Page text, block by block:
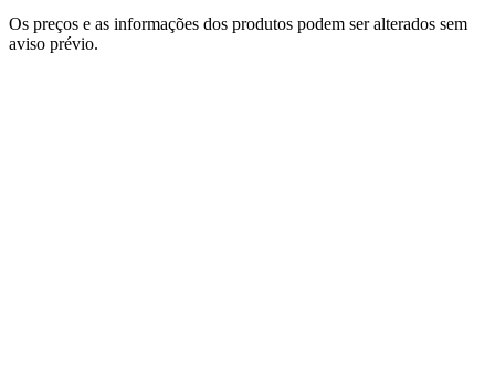
Os preços e as informações dos produtos podem ser alterados sem
aviso prévio.